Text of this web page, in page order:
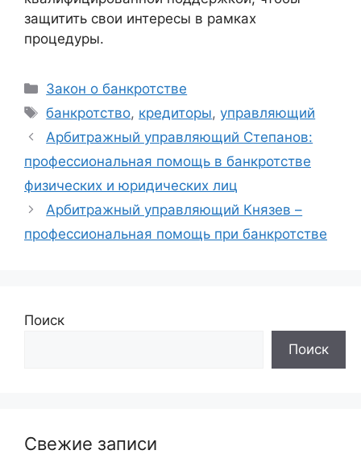
защитить свои интересы в рамках
процедуры.
Рубрики
Закон о банкротстве
Метки
банкротство, кредиторы,управляющий
Арбитражный управляющий Степанов:
профессиональная помощь в банкротстве
физических и юридических лиц
Арбитражный управляющий Князев –
профессиональная помощь при банкротстве
Поиск
Поиск
Свежие записи